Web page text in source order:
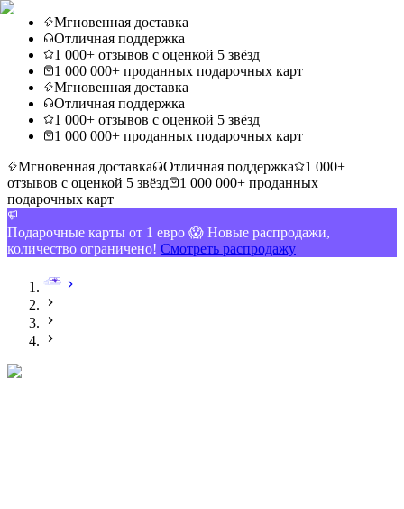
Мгновенная доставка
Отличная поддержка
1 000+ отзывов с оценкой 5 звёзд
1 000 000+ проданных подарочных карт
Мгновенная доставка
Отличная поддержка
1 000+ отзывов с оценкой 5 звёзд
1 000 000+ проданных подарочных карт
Мгновенная доставка
Отличная поддержка
1 000+
отзывов с оценкой 5 звёзд
1 000 000+ проданных
подарочных карт
Подарочные карты от 1 евро 😱 Новые распродажи,
количество ограничено! Смотреть распродажу